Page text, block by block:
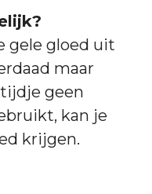
gele gloed uit
maar
geen
kan je
krijgen.